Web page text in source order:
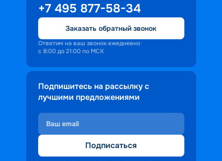
+7 495 877-58-34
Заказать обратный звонок
Ответим на ваш звонок ежедневно
с 8:00 до 21:00 по МСК
Подпишитесь на рассылку с
лучшими предложениями
Подписаться